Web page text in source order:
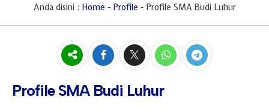
Profile
Profile SMA Budi Luhur
Profile Kepala Sekolah
Visi, Misi, Tujuan & Moto Sekolah
Kurikulum
Daftar Guru
Kalender Akademik
Tata Tertib
Fasilitas
PPDB
Anda disini : Home - Profile - Profile SMA Budi Luhur
Profile SMA Budi Luhur